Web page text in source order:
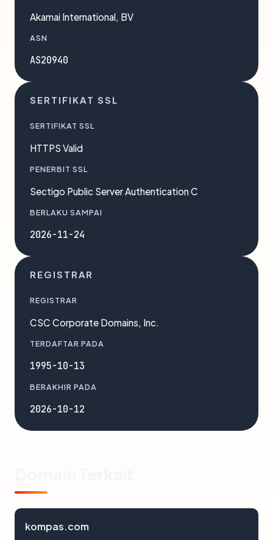
Akamai International, BV
ASN
AS20940
SERTIFIKAT SSL
SERTIFIKAT SSL
HTTPS Valid
PENERBIT SSL
Sectigo Public Server Authentication C
BERLAKU SAMPAI
2026-11-24
REGISTRAR
REGISTRAR
CSC Corporate Domains, Inc.
TERDAFTAR PADA
1995-10-13
BERAKHIR PADA
2026-10-12
kompas.com